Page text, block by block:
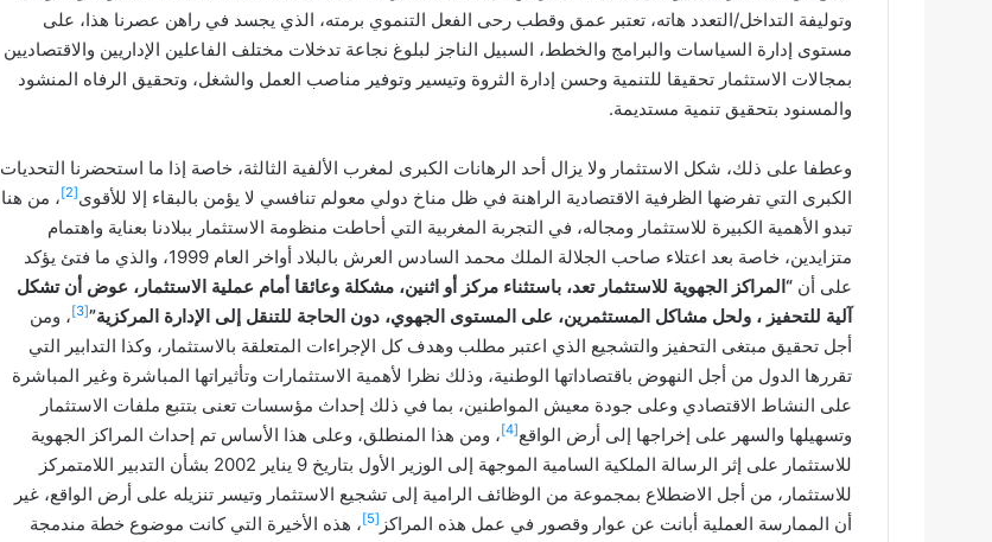
وتوليفة التداخل/التعدد هاته، تعتبر عمق وقطب رحى الفعل التنموي برمته، الذي يجسد في راهن عصرنا هذا، على
مستوى إدارة السياسات والبرامج والخطط، السبيل الناجز لبلوغ نجاعة تدخلات مختلف الفاعلين الإداريين والاقتصاديين
بمجالات الاستثمار تحقيقا للتنمية وحسن إدارة الثروة وتيسير وتوفير مناصب العمل والشغل، وتحقيق الرفاه المنشود
والمسنود بتحقيق تنمية مستديمة.
وعطفا على ذلك، شكل الاستثمار ولا يزال أحد الرهانات الكبرى لمغرب الألفية الثالثة، خاصة إذا ما استحضرنا التحديات
الكبرى التي تفرضها الظرفية الاقتصادية الراهنة في ظل مناخ دولي معولم تنافسي لا يؤمن بالبقاء إلا للأقوى[2]
، من هنا
تبدو الأهمية الكبيرة للاستثمار ومجاله، في التجربة المغربية التي أحاطت منظومة الاستثمار ببلادنا بعناية واهتمام
متزايدين، خاصة بعد اعتلاء صاحب الجلالة الملك محمد السادس العرش بالبلاد أواخر العام 1999، والذي ما فتئ يؤكد
على أن “المراكز الجهوية للاستثمار تعد، باستثناء مركز أو اثنين، مشكلة وعائقا أمام عملية الاستثمار، عوض أن تشكل
آلية للتحفيز ، ولحل مشاكل المستثمرين، على المستوى الجهوي، دون الحاجة للتنقل إلى الإدارة المركزية”[3]
، ومن
أجل تحقيق مبتغى التحفيز والتشجيع الذي اعتبر مطلب وهدف كل الإجراءات المتعلقة بالاستثمار، وكذا التدابير التي
تقررها الدول من أجل النهوض باقتصاداتها الوطنية، وذلك نظرا لأهمية الاستثمارات وتأثيراتها المباشرة وغير المباشرة
على النشاط الاقتصادي وعلى جودة معيش المواطنين، بما في ذلك إحداث مؤسسات تعنى بتتبع ملفات الاستثمار
وتسهيلها والسهر على إخراجها إلى أرض الواقع[4]
، ومن هذا المنطلق، وعلى هذا الأساس تم إحداث المراكز الجهوية
للاستثمار على إثر الرسالة الملكية السامية الموجهة إلى الوزير الأول بتاريخ 9 يناير 2002 بشأن التدبير اللامتمركز
للاستثمار، من أجل الاضطلاع بمجموعة من الوظائف الرامية إلى تشجيع الاستثمار وتيسر تنزيله على أرض الواقع، غير
أن الممارسة العملية أبانت عن عوار وقصور في عمل هذه المراكز [5]
، هذه الأخيرة التي كانت موضوع خطة مندمجة